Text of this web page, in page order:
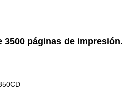
3500 páginas de impresión.